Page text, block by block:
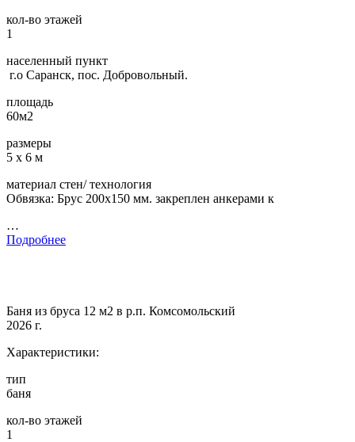
кол-во этажей
1
населенный пункт
г.о Саранск, пос. Добровольный.
площадь
60м2
размеры
5 х 6 м
материал стен/ технология
Обвязка: Брус 200х150 мм. закреплен анкерами к
…
Подробнее
Баня из бруса 12 м2 в р.п. Комсомольский
2026 г.
Характеристики:
тип
баня
кол-во этажей
1